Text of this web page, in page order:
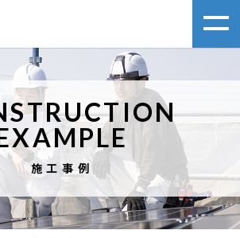
施工事例